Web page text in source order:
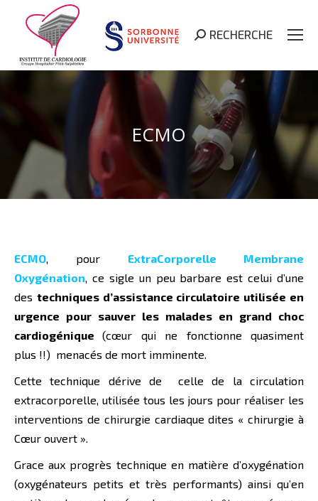
Search:
RECHERCHE
ECMO
ECMO, pour ExtraCorporelle Membrane
Oxygénation, ce sigle un peu barbare est celui d’une
des techniques d’assistance circulatoire utilisée en
urgence pour sauver les malades en grand choc
cardiogénique(cœur qui ne fonctionne quasiment
plus !!) menacés de mort imminente.
Cette technique dérive de celle de la circulation
extracorporelle, utilisée tous les jours pour réaliser les
interventions de chirurgie cardiaque dites « chirurgie à
Cœur ouvert ».
Grace aux progrès technique en matière d’oxygénation
(oxygénateurs petits et très performants) ainsi qu’en